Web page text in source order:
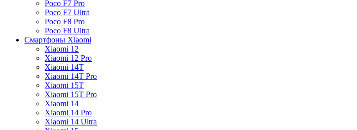
Poco F7 Pro
Poco F7 Ultra
Poco F8 Pro
Poco F8 Ultra
Смартфоны Xiaomi
Xiaomi 12
Xiaomi 12 Pro
Xiaomi 14T
Xiaomi 14T Pro
Xiaomi 15T
Xiaomi 15T Pro
Xiaomi 14
Xiaomi 14 Pro
Xiaomi 14 Ultra